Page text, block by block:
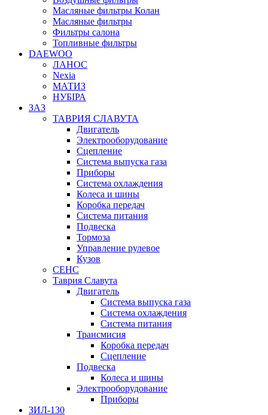
Масляные фильтры Колан
Масляные фильтры
Фильтры салона
Топливные фильтры
DAEWOO
ЛАНОС
Nexia
МАТИЗ
НУБІРА
ЗАЗ
ТАВРИЯ СЛАВУТА
Двигатель
Электрооборудование
Сцепление
Система выпуска газа
Приборы
Система охлаждения
Колеса и шины
Коробка передач
Система питания
Подвеска
Тормоза
Управление рулевое
Кузов
СЕНС
Таврия Славута
Двигатель
Система выпуска газа
Система охлаждения
Система питания
Трансмисия
Коробка передач
Сцепление
Подвеска
Колеса и шины
Электрооборудование
Приборы
ЗИЛ-130